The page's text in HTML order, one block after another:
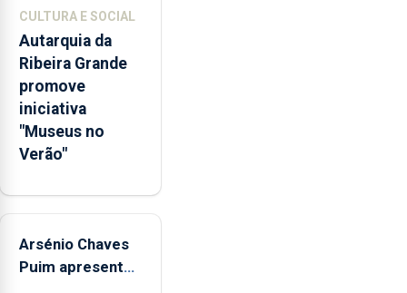
competências
pessoais,
emocionais
e
sociais
junto
das
CULTURA E SOCIAL
Autarquia da
Ribeira Grande
promove
iniciativa
"Museus no
Verão"
Arsénio Chaves
Puim apresenta